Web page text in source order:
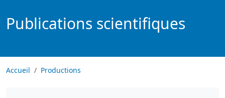
Publications scientifiques
Accueil Productions